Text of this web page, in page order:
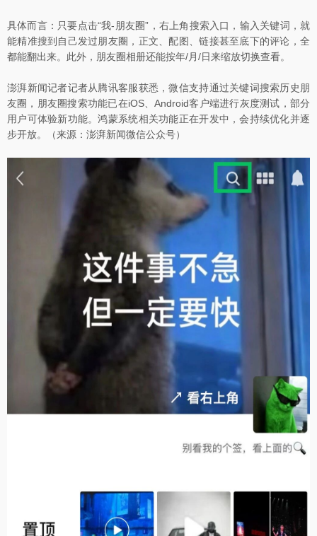
具体而言：只要点击“我-朋友圈”，右上角搜索入口，输入关键词，就
能精准搜到自己发过朋友圈，正文、配图、链接甚至底下的评论，全
都能翻出来。此外，朋友圈相册还能按年/月/日来缩放切换查看。
澎湃新闻记者记者从腾讯客服获悉，微信支持通过关键词搜索历史朋
友圈，朋友圈搜索功能已在iOS、Android客户端进行灰度测试，部分
用户可体验新功能。鸿蒙系统相关功能正在开发中，会持续优化并逐
步开放。（来源：澎湃新闻微信公众号）